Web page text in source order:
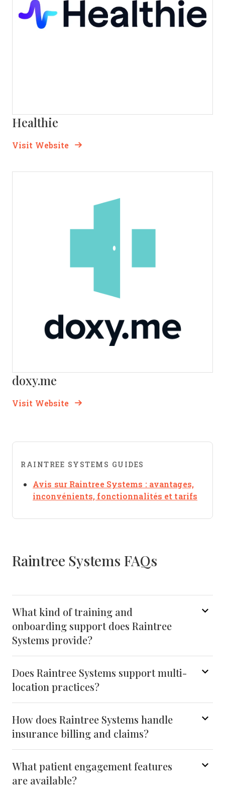
Healthie
Visit WebsiteOpens New Window
doxy.me
Visit WebsiteOpens New Window
RAINTREE SYSTEMS GUIDES
Avis sur Raintree Systems : avantages,
inconvénients, fonctionnalités et tarifs
Raintree Systems FAQs
What kind of training and
onboarding support does Raintree
Systems provide?
Does Raintree Systems support multi-
location practices?
How does Raintree Systems handle
insurance billing and claims?
What patient engagement features
are available?